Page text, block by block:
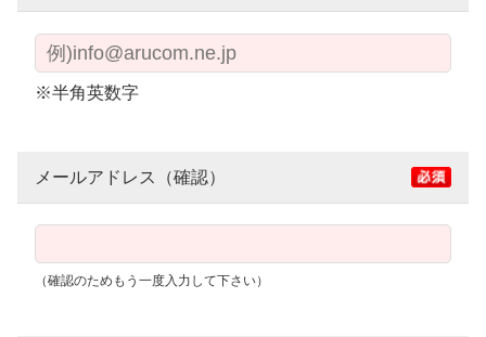
※半角英数字
メールアドレス（確認）
（確認のためもう一度入力して下さい）